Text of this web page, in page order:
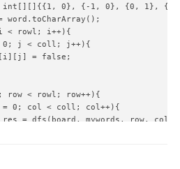
0}, {-1, 0}, {0, 1},
word.toCharArray();
< rowl; i++){
j < coll; j++){
= false;
row < rowl; row++){
0; col < coll; col++){
= dfs(board, mywords, row, col,